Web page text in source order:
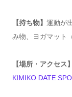
【持ち物】 運動が
み物、ヨガマット
【場所・アクセス】
KIMIKO DATE